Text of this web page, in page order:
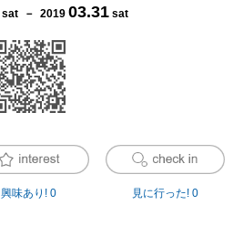
sat － 2019 03.31 sat
興味あり! 0 見に行った! 0